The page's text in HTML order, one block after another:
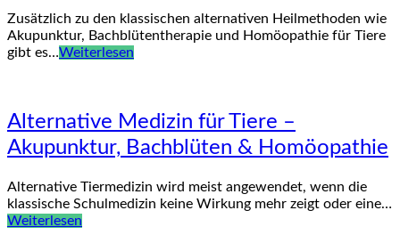
Zusätzlich zu den klassischen alternativen Heilmethoden wie
Akupunktur, Bachblütentherapie und Homöopathie für Tiere
gibt es…Weiterlesen
Alternative Medizin für Tiere –
Akupunktur, Bachblüten & Homöopathie
Alternative Tiermedizin wird meist angewendet, wenn die
klassische Schulmedizin keine Wirkung mehr zeigt oder eine…
Weiterlesen